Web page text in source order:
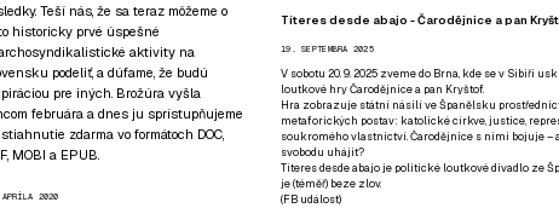
Teší nás, že sa teraz môžeme o
historicky prvé úspešné
aktivity na
podeliť, a dúfame, že budú
pre iných. Brožúra vyšla
februára a dnes ju sprístupňujeme
zdarma vo formátoch DOC,
, MOBI a EPUB.
2020
Títeres desde abajo - Čarodějnice a pan
19. SEPTEMBRA 2025
V sobotu 20. 9. 2025 zveme do Brna, kde se v Sibiři
loutkové hry Čarodějnice a pan Kryštof.
Hra zobrazuje státní násilí ve Španělsku
metaforických postav: katolické církve, justice,
soukromého vlastnictví. Čarodějnice s nimi bojuje –
svobodu uhájit?
Títeres desde abajo je politické loutkové divadlo ze
je (téměř) beze zlov.
(FB událost)